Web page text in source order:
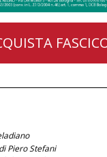
di Piero Stefani